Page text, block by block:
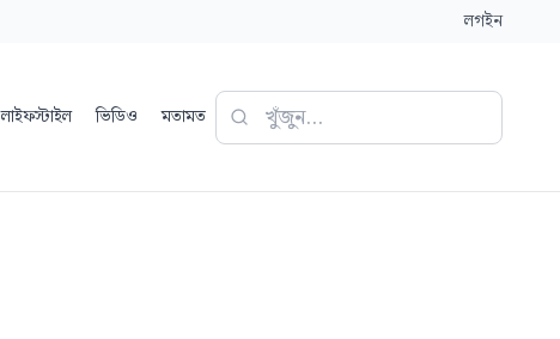
লগইন
লাইফস্টাইল ভিডিও মতামত